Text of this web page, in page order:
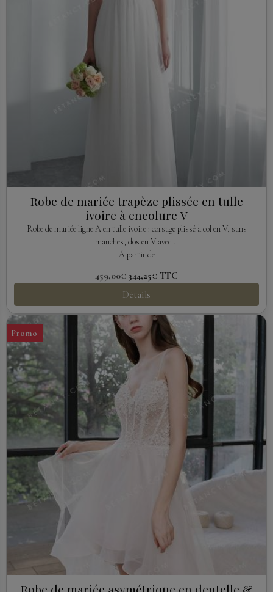
Robe de mariée trapèze plissée en tulle
ivoire à encolure V
Robe de mariée ligne A en tulle ivoire : corsage plissé à col en V, sans
manches, dos en V avec...
À partir de
459,00€ 344,25€ TTC
Détails
Promo